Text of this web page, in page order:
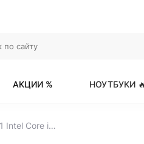
АКЦИИ % НОУТБУКИ
DELL Vostro 3520-5611 Intel Core i5 1235U 1300MHz/15.6"/1920x1080/16GB/1024GB SSD/Intel Iris Xe Graphics/Wi-Fi/Bluetooth/Windows 11 Home (3520-5611) Black